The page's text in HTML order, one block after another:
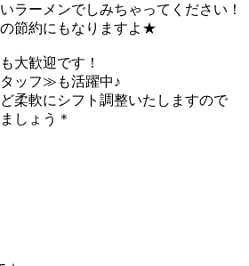
ラーメンでしみちゃってください！
節約にもなりますよ★
大歓迎です！
ッフ≫も活躍中♪
柔軟にシフト調整いたしますので
しょう＊